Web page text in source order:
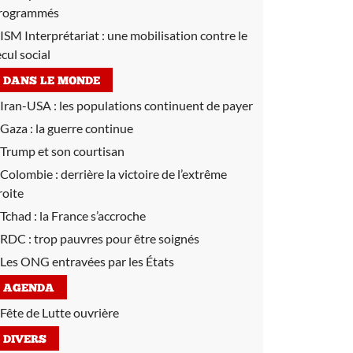
ISM Interprétariat : une mobilisation contre le
social
DANS LE MONDE
Iran-USA : les populations continuent de payer
Gaza : la guerre continue
Trump et son courtisan
Colombie : derrière la victoire de l’extrême
Tchad : la France s’accroche
RDC : trop pauvres pour être soignés
Les ONG entravées par les États
AGENDA
Fête de Lutte ouvrière
DIVERS